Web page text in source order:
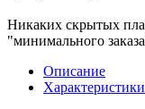
Никаких скрытых
"минимального
Описание
Характеристики